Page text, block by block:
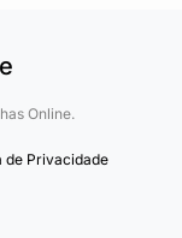
Online.
de Privacidade